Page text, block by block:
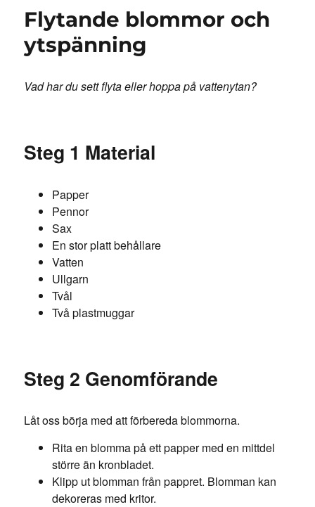
Flytande blommor och
ytspänning
Vad har du sett flyta eller hoppa på vattenytan?
Steg 1 Material
Papper
Pennor
Sax
En stor platt behållare
Vatten
Ullgarn
Tvål
Två plastmuggar
Steg 2 Genomförande
Låt oss börja med att förbereda blommorna.
Rita en blomma på ett papper med en mittdel
större än kronbladet.
Klipp ut blomman från pappret. Blomman kan
dekoreras med kritor.